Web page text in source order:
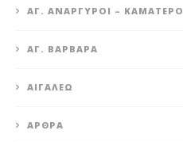
ΆΓ. ΑΝΆΡΓΥΡΟΙ – KΑΜΑΤΕΡΌ
ΑΓ. ΒΑΡΒΆΡΑ
ΑΙΓΆΛΕΩ
ΆΡΘΡΑ